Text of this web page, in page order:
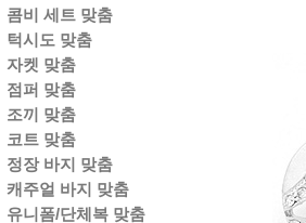
콤비 세트 맞춤
턱시도 맞춤
자켓 맞춤
점퍼 맞춤
조끼 맞춤
코트 맞춤
정장 바지 맞춤
캐주얼 바지 맞춤
유니폼/단체복 맞춤